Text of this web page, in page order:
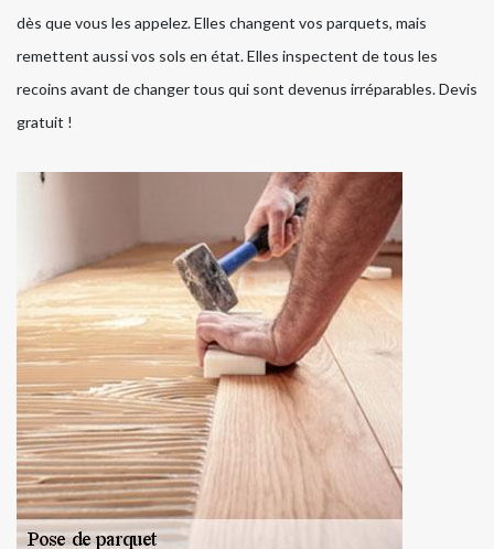
dès que vous les appelez. Elles changent vos parquets, mais
remettent aussi vos sols en état. Elles inspectent de tous les
recoins avant de changer tous qui sont devenus irréparables. Devis
gratuit !